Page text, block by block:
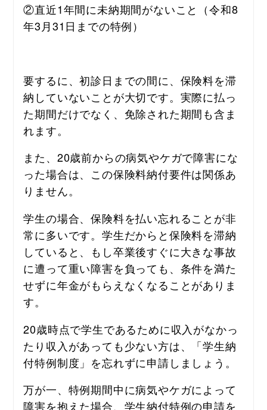
②直近1年間に未納期間がないこと（令和8
年3月31日までの特例）
要するに、初診日までの間に、保険料を滞
納していないことが大切です。実際に払っ
た期間だけでなく、免除された期間も含ま
れます。
また、20歳前からの病気やケガで障害にな
った場合は、この保険料納付要件は関係あ
りません。
学生の場合、保険料を払い忘れることが非
常に多いです。学生だからと保険料を滞納
していると、もし卒業後すぐに大きな事故
に遭って重い障害を負っても、条件を満た
せずに年金がもらえなくなることがありま
す。
20歳時点で学生であるために収入がなかっ
たり収入があっても少ない方は、「学生納
付特例制度」を忘れずに申請しましょう。
万が一、特例期間中に病気やケガによって
障害を抱えた場合、学生納付特例の申請を